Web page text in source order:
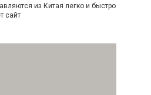
из Китая легко и быстро
сайт